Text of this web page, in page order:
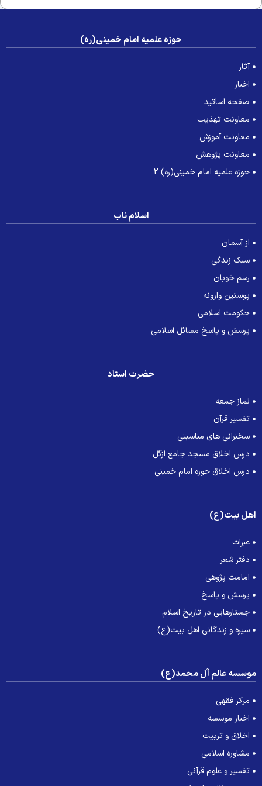
حوزه علمیه امام خمینی(ره)
آثار
اخبار
صفحه اساتید
معاونت تهذیب
معاونت آموزش
معاونت پژوهش
حوزه علمیه امام خمینی(ره) 2
اسلام ناب
از آسمان
سبک زندگی
رسم خوبان
پوستین وارونه
حکومت اسلامی
پرسش و پاسخ مسائل اسلامی
حضرت استاد
نماز جمعه
تفسیر قرآن
سخنرانی های مناسبتی
درس اخلاق مسجد جامع ازگل
درس اخلاق حوزه امام خمینی
بیت(ع)
عبرات
دفتر شعر
امامت پژوهی
پرسش و پاسخ
جستارهایی در تاریخ اسلام
سیره و زندگانی اهل بیت(ع)
عالم آل محمد(ع)
مرکز فقهی
اخبار موسسه
اخلاق و تربیت
مشاوره اسلامی
تفسیر و علوم قرآنی